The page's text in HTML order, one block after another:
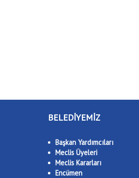
BELEDİYEMİZ
Başkan Yardımcıları
Meclis Üyeleri
Meclis Kararları
Encümen